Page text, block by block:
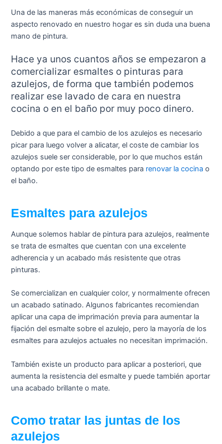
Una de las maneras más económicas de conseguir un
aspecto renovado en nuestro hogar es sin duda una buena
mano de pintura.
Hace ya unos cuantos años se empezaron a
comercializar esmaltes o pinturas para
azulejos, de forma que también podemos
realizar ese lavado de cara en nuestra
cocina o en el baño por muy poco dinero.
Debido a que para el cambio de los azulejos es necesario
picar para luego volver a alicatar, el coste de cambiar los
azulejos suele ser considerable, por lo que muchos están
optando por este tipo de esmaltes para renovar la cocina o
el baño.
Esmaltes para azulejos
Aunque solemos hablar de pintura para azulejos, realmente
se trata de esmaltes que cuentan con una excelente
adherencia y un acabado más resistente que otras
pinturas.
Se comercializan en cualquier color, y normalmente ofrecen
un acabado satinado. Algunos fabricantes recomiendan
aplicar una capa de imprimación previa para aumentar la
fijación del esmalte sobre el azulejo, pero la mayoría de los
esmaltes para azulejos actuales no necesitan imprimación.
También existe un producto para aplicar a posteriori, que
aumenta la resistencia del esmalte y puede también aportar
una acabado brillante o mate.
Como tratar las juntas de los
azulejos